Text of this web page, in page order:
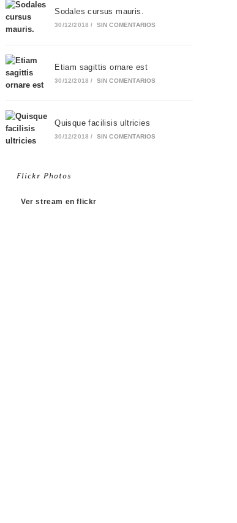
Sodales cursus mauris.
30/12/2018 / SIN COMENTARIOS
Etiam sagittis ornare est
30/12/2018 / SIN COMENTARIOS
Quisque facilisis ultricies
30/12/2018 / SIN COMENTARIOS
Flickr Photos
Ver stream en flickr